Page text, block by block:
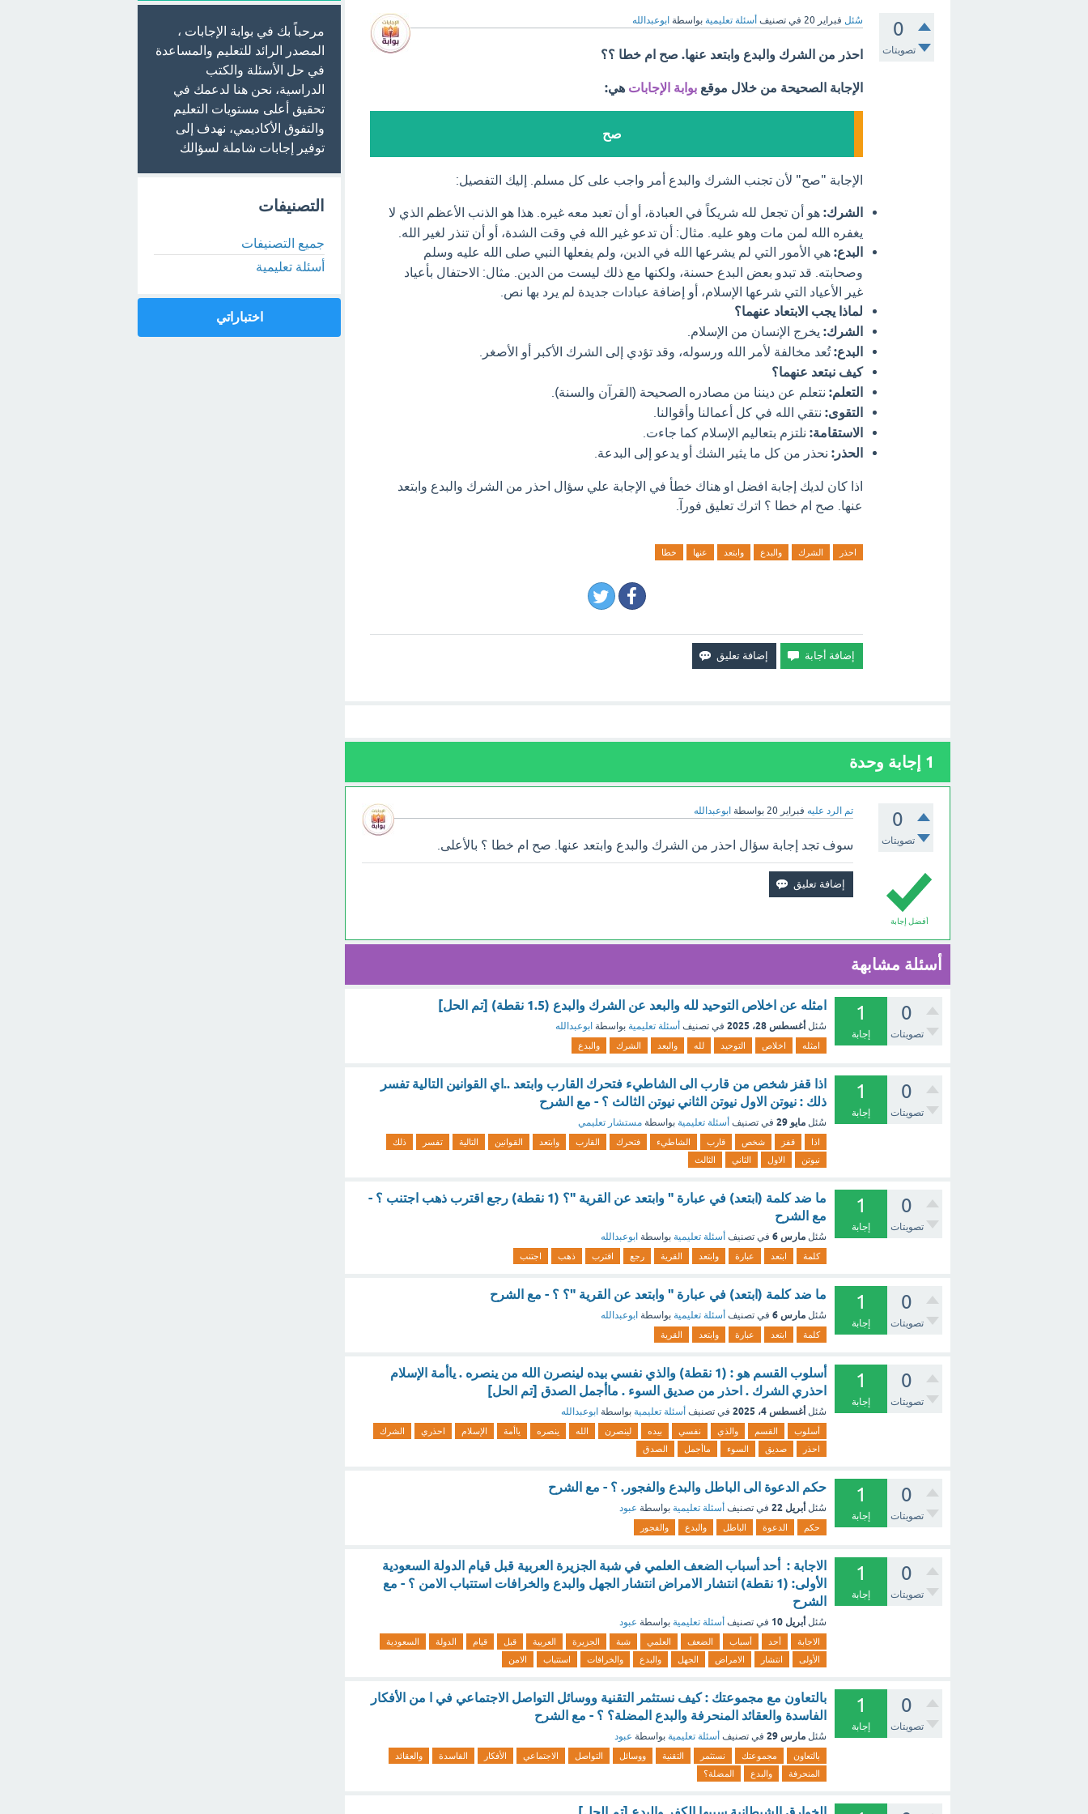
0
تصويتات
سُئل فبراير 20 في تصنيف أسئلة تعليمية بواسطة ابوعبدالله
احذر من الشرك والبدع وابتعد عنها. صح ام خطا ؟؟
الإجابة الصحيحة من خلال موقع بوابة الإجابات هي:
صح
الإجابة "صح" لأن تجنب الشرك والبدع أمر واجب على كل مسلم. إليك التفصيل:
الشرك: هو أن تجعل لله شريكاً في العبادة، أو أن تعبد معه غيره. هذا هو الذنب الأعظم الذي لا
يغفره الله لمن مات وهو عليه. مثال: أن تدعو غير الله في وقت الشدة، أو أن تنذر لغير الله.
البدع: هي الأمور التي لم يشرعها الله في الدين، ولم يفعلها النبي صلى الله عليه وسلم
وصحابته. قد تبدو بعض البدع حسنة، ولكنها مع ذلك ليست من الدين. مثال: الاحتفال بأعياد
غير الأعياد التي شرعها الإسلام، أو إضافة عبادات جديدة لم يرد بها نص.
لماذا يجب الابتعاد عنهما؟
الشرك: يخرج الإنسان من الإسلام.
البدع:تُعد مخالفة لأمر الله ورسوله، وقد تؤدي إلى الشرك الأكبر أو الأصغر.
كيف نبتعد عنهما؟
التعلم: نتعلم عن ديننا من مصادره الصحيحة (القرآن والسنة).
التقوى: نتقي الله في كل أعمالنا وأقوالنا.
الاستقامة: نلتزم بتعاليم الإسلام كما جاءت.
الحذر: نحذر من كل ما يثير الشك أو يدعو إلى البدعة.
اذا كان لديك إجابة افضل او هناك خطأ في الإجابة علي سؤال احذر من الشرك والبدع وابتعد
عنها. صح ام خطا ؟ اترك تعليق فورآ.
احذر الشرك والبدع وابتعد عنها خطا
1 إجابة وحدة
0
تصويتات
تم الرد عليه فبراير 20 بواسطة ابوعبدالله
أفضل إجابة
سوف تجد إجابة سؤال احذر من الشرك والبدع وابتعد عنها. صح ام خطا ؟ بالأعلى.
أسئلة مشابهة
0
تصويتات
1
إجابة
امثله عن اخلاص التوحيد لله والبعد عن الشرك والبدع (1.5 نقطة) [تم الحل]
سُئل أغسطس 28، 2025 في تصنيف أسئلة تعليمية بواسطة ابوعبدالله
امثله اخلاص التوحيد لله والبعد الشرك والبدع
0
تصويتات
1
إجابة
اذا قفز شخص من قارب الى الشاطيء فتحرك القارب وابتعد ..اي القوانين التالية تفسر
ذلك : نيوتن الاول نيوتن الثاني نيوتن الثالث ؟ - مع الشرح
سُئل مايو 29 في تصنيف أسئلة تعليمية بواسطة مستشار تعليمي
اذا قفز شخص قارب الشاطيء فتحرك القارب وابتعد القوانين التالية تفسر
ذلك
نيوتن
الاول الثاني الثالث
0
تصويتات
1
إجابة
ما ضد كلمة (ابتعد) في عبارة " وابتعد عن القرية "؟ (1 نقطة) رجع اقترب ذهب اجتنب ؟ -
مع الشرح
سُئل مارس 6 في تصنيف أسئلة تعليمية بواسطة ابوعبدالله
كلمة ابتعد عبارة وابتعد القرية رجع اقترب ذهب اجتنب
0
تصويتات
1
إجابة
ما ضد كلمة (ابتعد) في عبارة " وابتعد عن القرية "؟ ؟ - مع الشرح
سُئل مارس 6 في تصنيف أسئلة تعليمية بواسطة ابوعبدالله
كلمة ابتعد عبارة وابتعد القرية
0
تصويتات
1
إجابة
أسلوب القسم هو : (1 نقطة) والذي نفسي بيده لينصرن الله من ينصره . ياأمة الإسلام
احذري الشرك . احذر من صديق السوء . ماأجمل الصدق [تم الحل]
سُئل أغسطس 4، 2025 في تصنيف أسئلة تعليمية بواسطة ابوعبدالله
أسلوب القسم والذي نفسي بيده لينصرن الله ينصره ياأمة الإسلام احذري
الشرك
احذر
صديق السوء ماأجمل الصدق
0
تصويتات
1
إجابة
حكم الدعوة الى الباطل والبدع والفجور. ؟ - مع الشرح
سُئل أبريل 22 في تصنيف أسئلة تعليمية بواسطة عبود
حكم الدعوة الباطل والبدع والفجور
0
تصويتات
1
إجابة
الاجابة : أحد أسباب الضعف العلمي في شبة الجزيرة العربية قبل قيام الدولة السعودية
الأولى: (1 نقطة) انتشار الامراض انتشار الجهل والبدع والخرافات استتباب الامن ؟ - مع
الشرح
سُئل أبريل 10 في تصنيف أسئلة تعليمية بواسطة عبود
الاجابة أحد أسباب الضعف العلمي شبة الجزيرة العربية قبل قيام الدولة
السعودية
الأولى
انتشار الامراض الجهل والبدع والخرافات استتباب الامن
0
تصويتات
1
إجابة
بالتعاون مع مجموعتك : كيف نستثمر التقنية ووسائل التواصل الاجتماعي في ا من الأفكار
الفاسدة والعقائد المنحرفة والبدع المضلة؟ ؟ - مع الشرح
سُئل مارس 29 في تصنيف أسئلة تعليمية بواسطة عبود
بالتعاون مجموعتك نستثمر التقنية ووسائل التواصل الاجتماعي الأفكار الفاسدة
والعقائد
المنحرفة
والبدع المضلة؟
مرحباً بك في بوابة الإجابات ،
المصدر الرائد للتعليم والمساعدة
في حل الأسئلة والكتب
الدراسية، نحن هنا لدعمك في
تحقيق أعلى مستويات التعليم
والتفوق الأكاديمي، نهدف إلى
توفير إجابات شاملة لسؤالك
التصنيفات
جميع التصنيفات
أسئلة تعليمية
اختباراتي